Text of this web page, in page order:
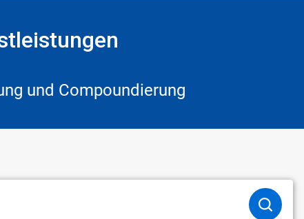
und Compoundierung​​​​​​​